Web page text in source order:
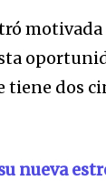
parte
de correo
dos
nueva